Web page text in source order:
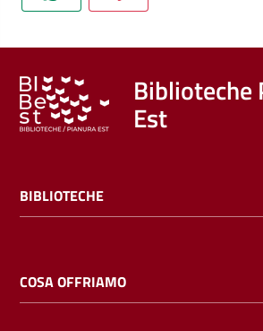
e
Calendario
Online
Biblioteche
Est
BIBLIOTECHE
COSA OFFRIAMO